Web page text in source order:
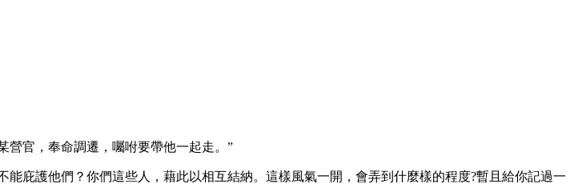
營官，奉命調遷，囑咐要帶他一起走。”
庇護他們？你們這些人，藉此以相互結納。這樣風氣一開，會弄到什麼樣的程度?暫且給你記過一